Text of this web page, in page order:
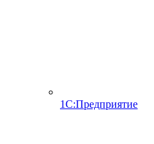
1С:Предприятие